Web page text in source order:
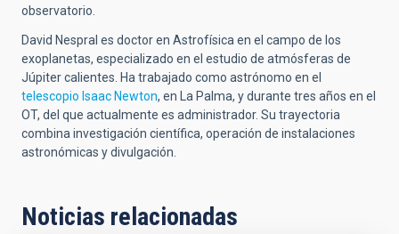
observatorio.
David Nespral es doctor en Astrofísica en el campo de los
exoplanetas, especializado en el estudio de atmósferas de
Júpiter calientes. Ha trabajado como astrónomo en el
telescopio Isaac Newton, en La Palma, y durante tres años en el
OT, del que actualmente es administrador. Su trayectoria
combina investigación científica, operación de instalaciones
astronómicas y divulgación.
Noticias relacionadas